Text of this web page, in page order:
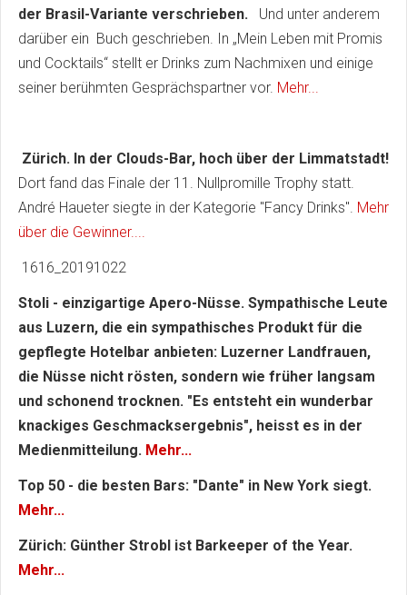
der Brasil-Variante verschrieben.
Und unter anderem
darüber ein Buch geschrieben. In „Mein Leben mit Promis
und Cocktails“ stellt er Drinks zum Nachmixen und einige
seiner berühmten Gesprächspartner vor. Mehr...
Zürich. In der Clouds-Bar, hoch über der Limmatstadt!
Dort fand das Finale der 11. Nullpromille Trophy statt.
André Haueter siegte in der Kategorie "Fancy Drinks". Mehr
über die Gewinner....
1616_20191022
Stoli - einzigartige Apero-Nüsse. Sympathische Leute
aus Luzern, die ein sympathisches Produkt für die
gepflegte Hotelbar anbieten: Luzerner Landfrauen,
die Nüsse nicht rösten, sondern wie früher langsam
und schonend trocknen. "Es entsteht ein wunderbar
knackiges Geschmacksergebnis", heisst es in der
Medienmitteilung. Mehr...
Top 50 - die besten Bars: "Dante" in New York siegt.
Mehr...
Zürich: Günther Strobl ist Barkeeper of the Year.
Mehr...